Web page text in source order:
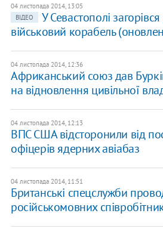
04 листопада 2014, 13:05
ВІДЕО
У Севастополі
військовий корабель
04 листопада 2014, 12:36
Африканський союз дав
на відновлення цивільної
04 листопада 2014, 12:13
ВПС США відсторонили від
офіцерів ядерних авіабаз
04 листопада 2014, 11:51
Британські спецслужби
російськомовних